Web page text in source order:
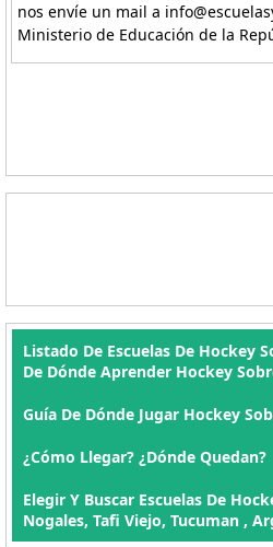
nos envíe un mail a
Ministerio de Educación de la
Listado De Escuelas De Hockey
De Dónde Aprender Hockey
Guía De Dónde Jugar Hockey
¿Cómo Llegar? ¿Dónde Quedan?
Elegir Y Buscar Escuelas De
Nogales, Tafi Viejo, Tucuman ,